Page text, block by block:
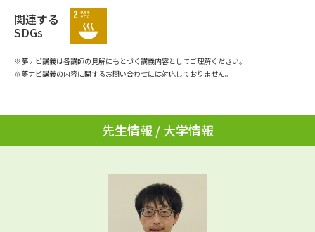
Ｑ＆Ａ よくあるご質問
資料の料金の
受付内容・発送状況の確認
個人情報取扱規定
テレメール進学カタログ
関連する
SDGs
※夢ナビ講義は各講師の見解にもとづく講義内容としてご理解ください。
※夢ナビ講義の内容に関するお問い合わせには対応しておりません。
先生情報 / 大学情報